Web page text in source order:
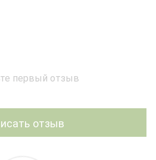
первый отзыв
отзыв